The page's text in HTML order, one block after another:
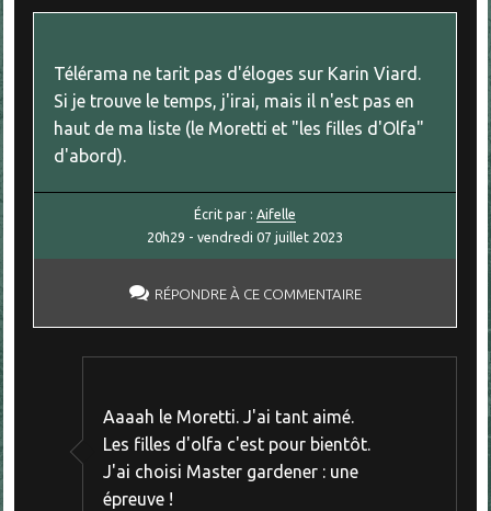
Télérama ne tarit pas d'éloges sur Karin Viard.
Si je trouve le temps, j'irai, mais il n'est pas en
haut de ma liste (le Moretti et "les filles d'Olfa"
d'abord).
Écrit par :Aifelle
20h29 -vendredi 07 juillet 2023
RÉPONDRE À CE COMMENTAIRE
Aaaah le Moretti. J'ai tant aimé.
Les filles d'olfa c'est pour bientôt.
J'ai choisi Master gardener : une
épreuve !